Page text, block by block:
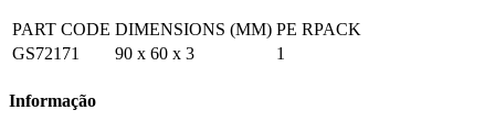
PART CODE DIMENSIONS (MM) PE RPACK
GS72171
90 x 60 x 3 1
Informação